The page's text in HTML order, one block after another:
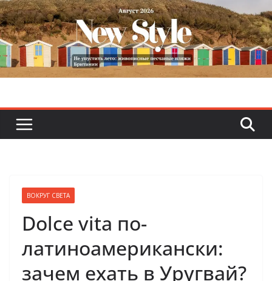
Skip
to
content
ВОКРУГ СВЕТА
Dolce vita по-
латиноамерикански:
зачем ехать в Уругвай?